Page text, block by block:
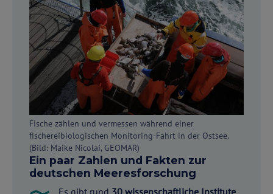
Fische zählen und vermessen während einer
fischereibiologischen Monitoring-Fahrt in der Ostsee.
(Bild: Maike Nicolai, GEOMAR)
Ein paar Zahlen und Fakten zur
deutschen Meeresforschung
Es gibt rund 30 wissenschaftliche Institute